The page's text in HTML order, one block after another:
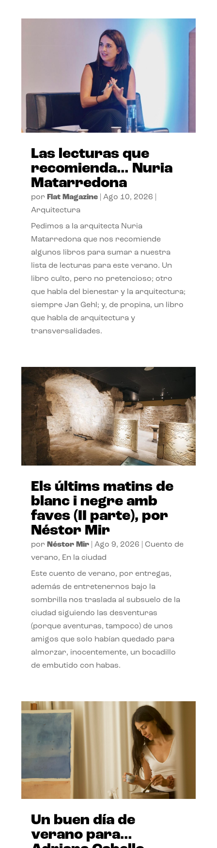
Las lecturas que
recomienda… Nuria
Matarredona
por Flat Magazine| Ago 10, 2026
Arquitectura
Pedimos a la arquitecta Nuria
Matarredona que nos recomiende
algunos libros para sumar a nuestra
lista de lecturas para este verano. Un
libro culto, pero no pretencioso; otro
que habla del bienestar y la arquitectura;
siempre Jan Gehl; y, de propina, un libro
que habla de arquitectura y
transversalidades.
Els últims matins de
blanc i negre amb
faves (II parte), por
Néstor Mir
por Néstor Mir| Ago 9, 2026
Cuento de
verano, En la ciudad
Este cuento de verano, por entregas,
además de entretenernos bajo la
sombrilla nos traslada al subsuelo de la
ciudad siguiendo las desventuras
(porque aventuras, tampoco) de unos
amigos que solo habían quedado para
almorzar, inocentemente, un bocadillo
de embutido con habas.
Un buen día de
verano para…